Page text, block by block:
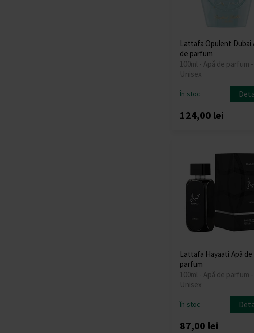
Lattafa Opulent Dubai
de parfum
100ml - Apă de parfum -
Unisex
În stoc
124,00 lei
Lattafa Hayaati Apă de
parfum
100ml - Apă de parfum -
Unisex
În stoc
87,00 lei